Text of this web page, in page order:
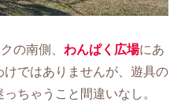
の南側、 わんぱく広場にあ
ではありませんが、遊具の
ちゃうこと間違いなし。